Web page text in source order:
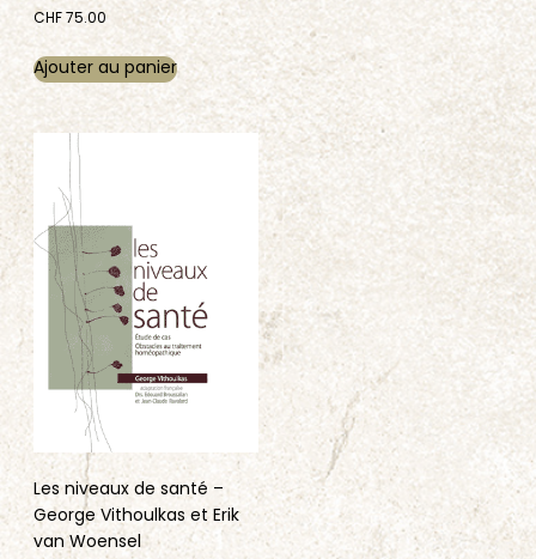
CHF75.00
Ajouter au panier
Les niveaux de santé –
George Vithoulkas et Erik
van Woensel